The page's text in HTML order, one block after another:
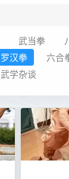
武当拳
罗汉拳
六合
武学杂谈